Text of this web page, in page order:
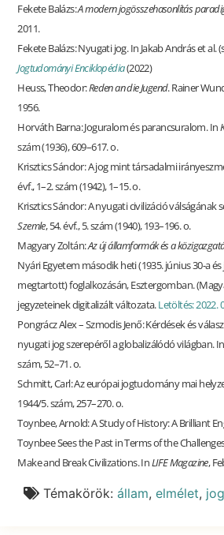
Fekete Balázs:A modern jogösszehasonlítás
2011.
Fekete Balázs: Nyugati jog. In Jakab András et al.
Jogtudományi Enciklopédia(2022)
Heuss, Theodor:Reden an die Jugend. Rainer
1956.
Horváth Barna: Joguralom és parancsuralom. In
szám (1936), 609–617. o.
Krisztics Sándor: A jog mint társadalmi
évf., 1–2. szám (1942), 1–15. o.
Krisztics Sándor: A nyugati civilizáció válságának
Szemle, 54. évf., 5. szám (1940), 193–196. o.
Magyary Zoltán:Az új államformák és a
Nyári Egyetem második heti (1935. június 30-a
megtartott) foglalkozásán, Esztergomban.
jegyzeteinek digitalizált változata.Letöltés: 2022.
Pongrácz Alex – Szmodis Jenő: Kérdések és
nyugati jog szerepéről a globalizálódó világban.
szám, 52–71. o.
Schmitt, Carl: Az európai jogtudomány mai
1944/5. szám, 257–270. o.
Toynbee, Arnold: A Study of History: A Brilliant
Toynbee Sees the Past in Terms of the
Make and Break Civilizations. InLIFE Magazine,
Témakörök: állam, elmélet, jog